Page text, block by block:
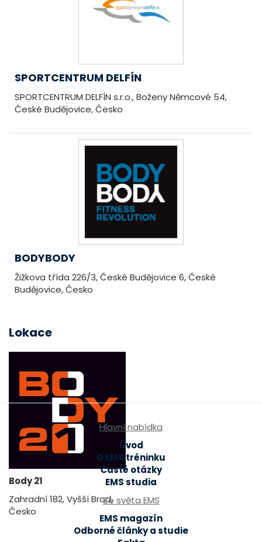
SPORTCENTRUM DELFÍN
SPORTCENTRUM DELFÍN s.r.o., Boženy Němcové 54,
České Budějovice, Česko
BODYBODY
Žižkova třída 226/3, České Budějovice 6, České
Budějovice, Česko
Lokace
Body 21
Zahradní 182, Vyšší Brod,
Česko
Hlavní nabídka
Úvod
O EMS tréninku
Časté otázky
EMS studia
Ze světa EMS
EMS magazín
Odborné články a studie